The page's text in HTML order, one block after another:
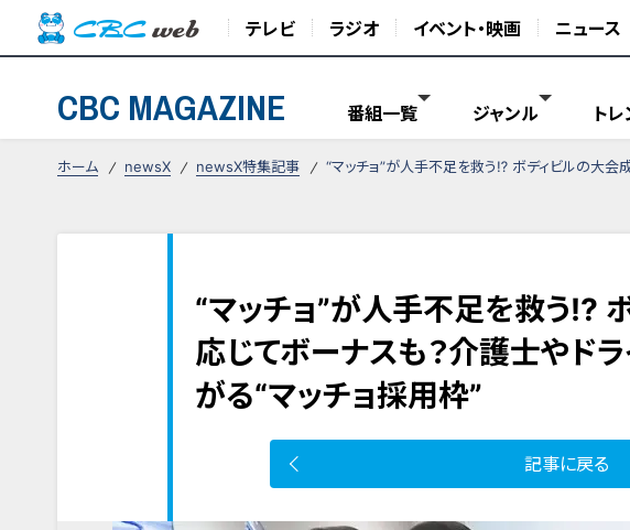
テレビ ラジオ イベント・映画 ニュース
CBC MAGAZINE 番組一覧 ジャンル ト
ホーム newsX newsX特集記事 “マッチョ”が人手不足を救う⁉ ボディビルの大会
“マッチョ”が人手不足を救う⁉
応じてボーナスも？介護士やド
がる“マッチョ採用枠”
記事に戻る